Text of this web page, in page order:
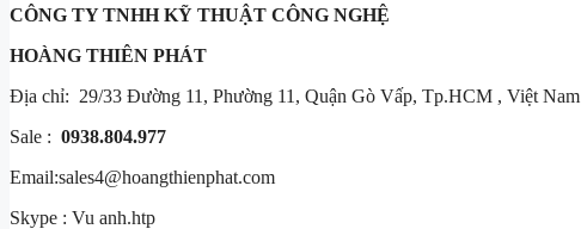
CÔNG TY TNHH KỸ THUẬT CÔNG NGHỆ
HOÀNG THIÊN PHÁT
Địa chỉ: 29/33 Đường 11, Phường 11, Quận Gò Vấp, Tp.HCM , Việt Nam
Sale : 0938.804.977
Email:sales4@hoangthienphat.com
Skype : Vu anh.htp